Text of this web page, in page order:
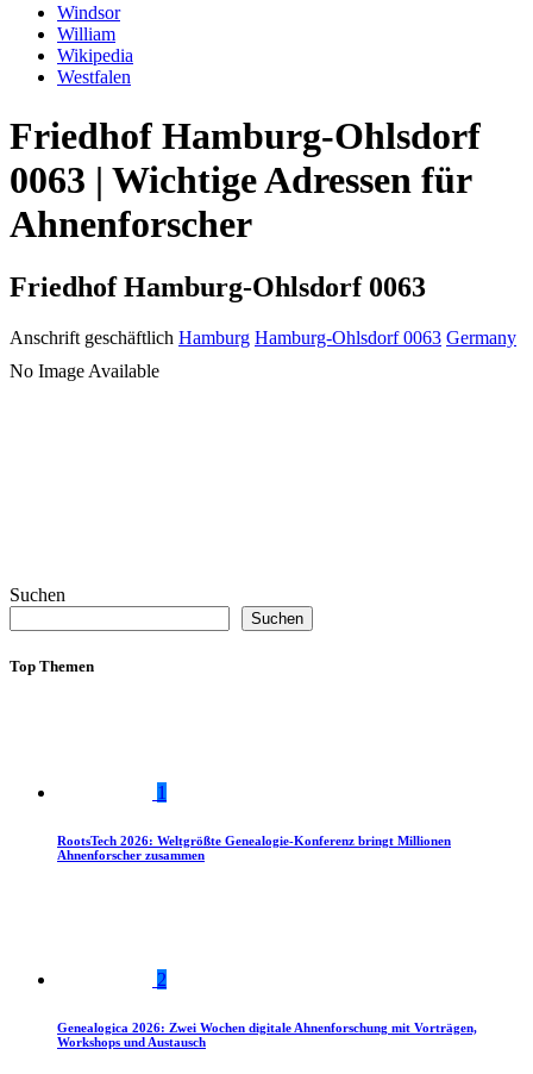
Windsor
William
Wikipedia
Westfalen
Friedhof Hamburg-Ohlsdorf
0063 | Wichtige Adressen für
Ahnenforscher
Friedhof Hamburg-Ohlsdorf 0063
Anschrift geschäftlich Hamburg Hamburg-Ohlsdorf 0063 Germany
No Image Available
Suchen
Suchen
Top Themen
1
RootsTech 2026: Weltgrößte Genealogie-Konferenz bringt Millionen
Ahnenforscher zusammen
2
Genealogica 2026: Zwei Wochen digitale Ahnenforschung mit Vorträgen,
Workshops und Austausch